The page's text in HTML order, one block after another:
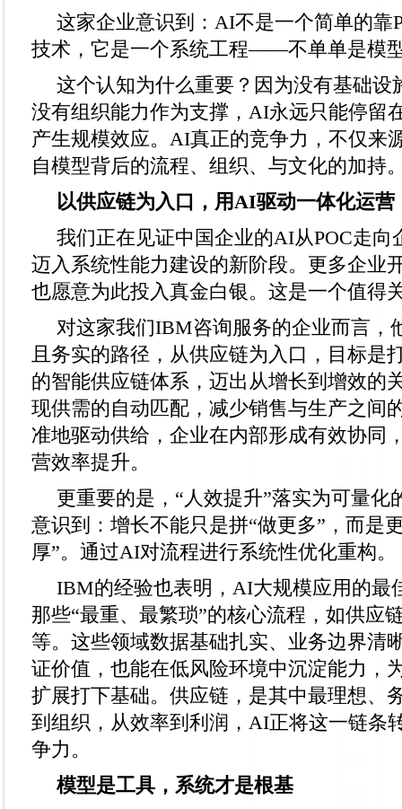
这家企业意识到：AI不是一个简单的靠
技术，它是一个系统工程——不单单是模
这个认知为什么重要？因为没有基础设
没有组织能力作为支撑，AI永远只能停留
产生规模效应。AI真正的竞争力，不仅来
自模型背后的流程、组织、与文化的加持
以供应链为入口，用AI驱动一体化运营
我们正在见证中国企业的AI从POC走向
迈入系统性能力建设的新阶段。更多企业
也愿意为此投入真金白银。这是一个值得
对这家我们IBM咨询服务的企业而言，
且务实的路径，从供应链为入口，目标是
的智能供应链体系，迈出从增长到增效的
现供需的自动匹配，减少销售与生产之间
准地驱动供给，企业在内部形成有效协同
营效率提升。
更重要的是，“人效提升”落实为可量化
意识到：增长不能只是拼“做更多”，而是
厚”。通过AI对流程进行系统性优化重构。
IBM的经验也表明，AI大规模应用的最
那些“最重、最繁琐”的核心流程，如供应
等。这些领域数据基础扎实、业务边界清
证价值，也能在低风险环境中沉淀能力，
扩展打下基础。供应链，是其中最理想、
到组织，从效率到利润，AI正将这一链条
争力。
模型是工具，系统才是根基